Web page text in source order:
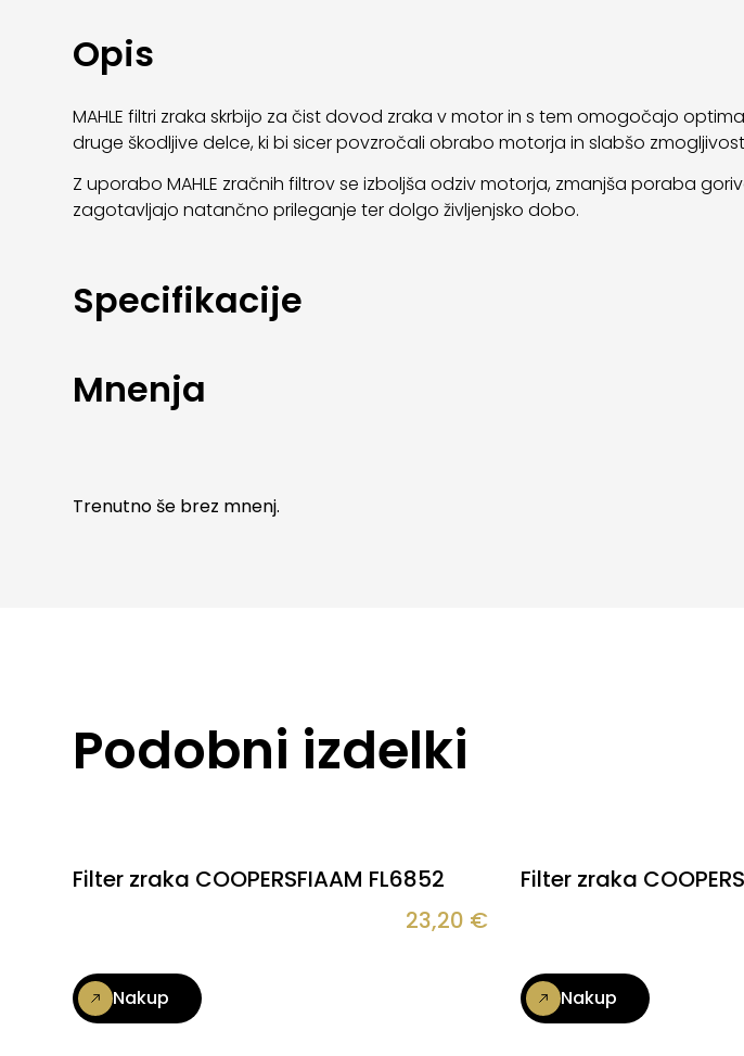
Opis
MAHLE filtri zraka skrbijo za čist dovod zraka v motor in s tem omogočajo
druge škodljive delce, ki bi sicer povzročali obrabo motorja in slabšo
Z uporabo MAHLE zračnih filtrov se izboljša odziv motorja, zmanjša poraba
zagotavljajo natančno prileganje ter dolgo življenjsko dobo.
Specifikacije
Mnenja
Trenutno še brez mnenj.
Podobni izdelki
Filter zraka COOPERSFIAAM FL6852
23,20 €
Nakup
Filter zraka
Nakup